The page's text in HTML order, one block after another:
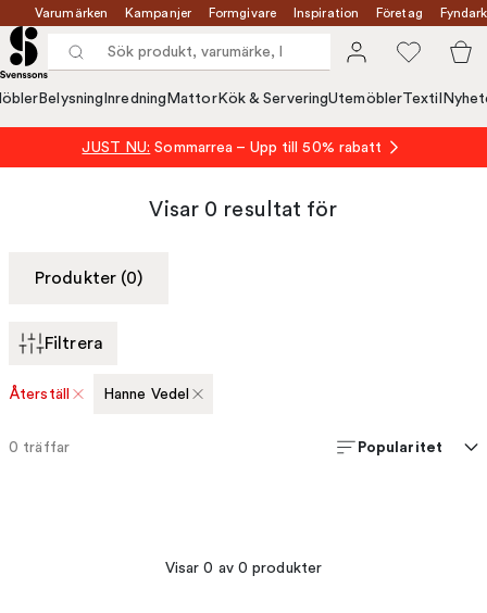
Varumärken Kampanjer Formgivare Inspiration Företag
Belysning Inredning MattorKök & ServeringUtemöblerTextil
JUST NU: Sommarrea – Upp till 50% rabatt
Visar 0 resultat för
Produkter (0)
Filtrera
Återställ Hanne Vedel
0 träffar Popularitet
Visar 0 av 0 produkter